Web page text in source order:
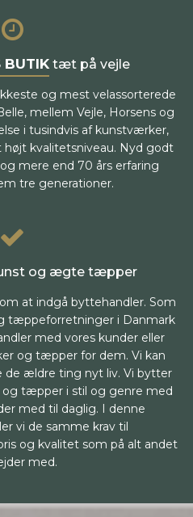
BUTIKtæt på vejle
og mest velassorterede
mellem Vejle, Horsens og
i tusindvis af kunstværker,
kvalitetsniveau. Nyd godt
mere end 70 års erfaring
tre generationer.
og ægte tæpper
at indgå byttehandler. Som
tæppeforretninger i Danmark
med vores kunder eller
og tæpper for dem. Vi kan
de ældre ting nyt liv. Vi bytter
tæpper i stil og genre med
med til daglig. I denne
vi de samme krav til
og kvalitet som på alt andet
med.